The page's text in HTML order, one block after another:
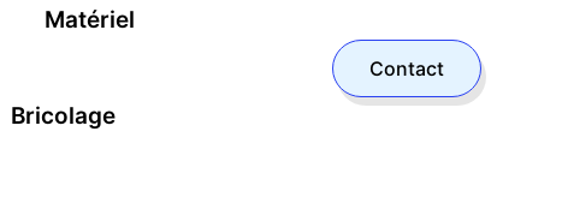
Matériel
Bricolage
Contact